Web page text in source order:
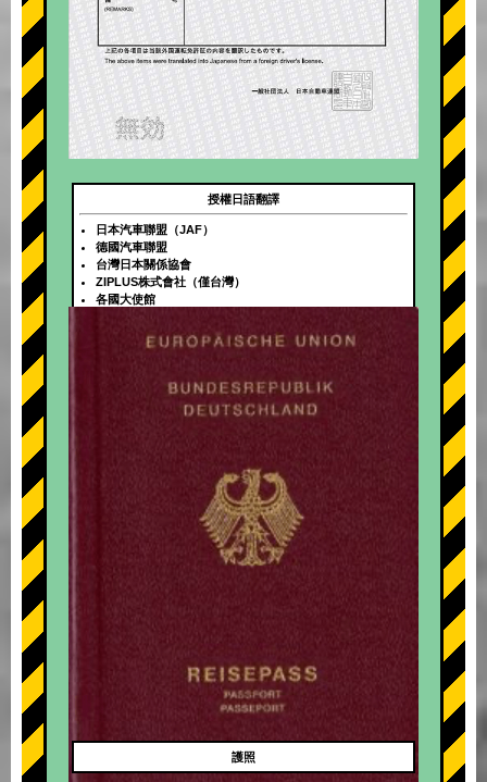
+
授權日語翻譯
日本汽車聯盟（JAF）
德國汽車聯盟
台灣日本關係協會
ZIPLUS株式會社（僅台灣）
各國大使館
護照